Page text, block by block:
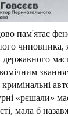
пам'ятає
чиновника,
державного
«рєшали»
мала б